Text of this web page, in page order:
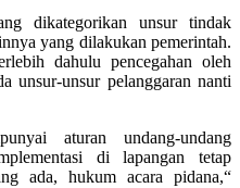
dikategorikan unsur tindak
yang dilakukan pemerintah.
dahulu pencegahan oleh
unsur-unsur pelanggaran nanti
aturan undang-undang
di lapangan tetap
ada, hukum acara pidana,“